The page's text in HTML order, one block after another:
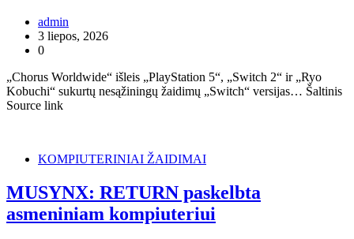
admin
3 liepos, 2026
0
„Chorus Worldwide“ išleis „PlayStation 5“, „Switch 2“ ir „Ryo
Kobuchi“ sukurtų nesąžiningų žaidimų „Switch“ versijas… Šaltinis
Source link
KOMPIUTERINIAI ŽAIDIMAI
MUSYNX: RETURN paskelbta
asmeniniam kompiuteriui